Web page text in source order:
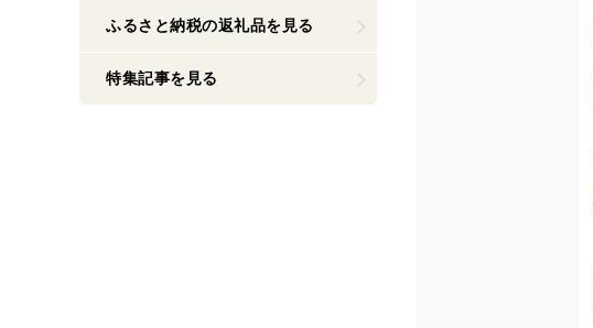
ふるさと納税の返礼品を見る
特集記事を見る